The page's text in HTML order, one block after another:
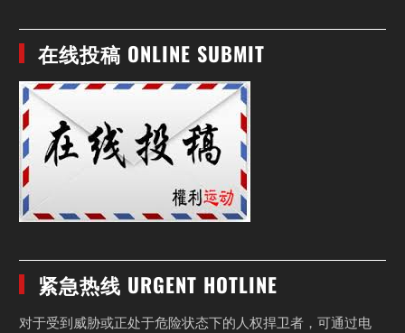
在线投稿 ONLINE SUBMIT
紧急热线 URGENT HOTLINE
对于受到威胁或正处于危险状态下的人权捍卫者，可通过电